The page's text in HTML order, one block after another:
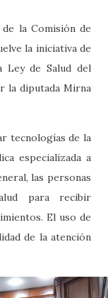
la Comisión de
la iniciativa de
Ley de Salud del
la diputada Mirna
tecnologías de la
especializada a
las personas
para recibir
El uso de
de la atención